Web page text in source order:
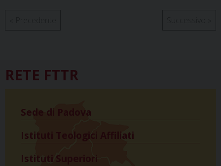
RETE FTTR
Sede di Padova
Istituti Teologici Affiliati
Istituti Superiori